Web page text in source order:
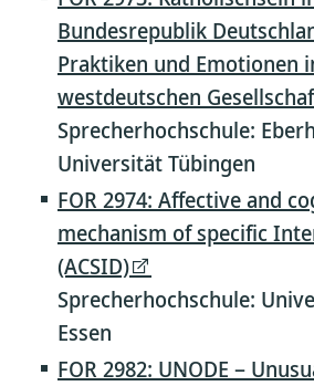
Bundesrepublik
Praktiken und Emotionen
westdeutschen
Sprecherhochschule:
Universität Tübingen
FOR 2974: Affective and
mechanism of specific
(ACSID)
Sprecherhochschule:
Essen
FOR 2982: UNODE –